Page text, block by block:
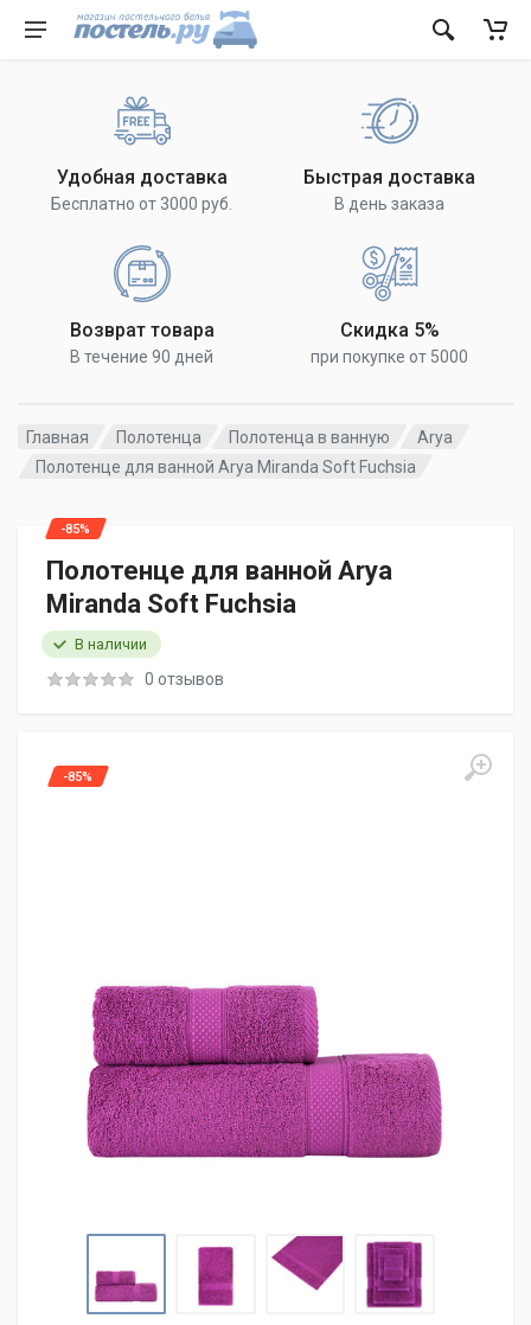
Удобная доставка
Бесплатно от 3000 руб.
Быстрая доставка
В день заказа
Возврат товара
В течение 90 дней
Скидка 5%
при покупке от 5000
Главная Полотенца Полотенца в ванную
Arya
Полотенце для ванной Arya Miranda Soft Fuchsia
-85%
Полотенце для ванной Arya
Miranda Soft Fuchsia
0 отзывов
В наличии
-85%